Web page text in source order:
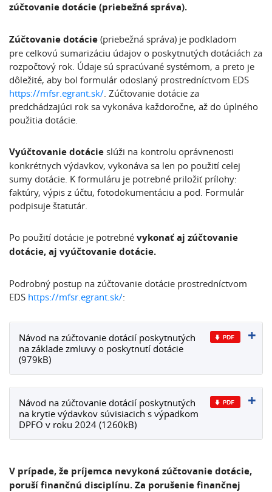
zúčtovanie dotácie (priebežná správa).
Zúčtovanie dotácie (priebežná správa) je podkladom
pre celkovú sumarizáciu údajov o poskytnutých dotáciách za
rozpočtový rok. Údaje sú spracúvané systémom, a preto je
dôležité, aby bol formulár odoslaný prostredníctvom EDS
https://mfsr.egrant.sk/. Zúčtovanie dotácie za
predchádzajúci rok sa vykonáva každoročne, až do úplného
použitia dotácie.
Vyúčtovanie dotácie slúži na kontrolu oprávnenosti
konkrétnych výdavkov, vykonáva sa len po použití celej
sumy dotácie. K formuláru je potrebné priložiť prílohy:
faktúry, výpis z účtu, fotodokumentáciu a pod. Formulár
podpisuje štatutár.
Po použití dotácie je potrebné vykonať aj zúčtovanie
dotácie, aj vyúčtovanie dotácie.
Podrobný postup na zúčtovanie dotácie prostredníctvom
EDS https://mfsr.egrant.sk/:
Návod na zúčtovanie dotácií poskytnutých
na základe zmluvy o poskytnutí dotácie
(979kB)
Návod na zúčtovanie dotácií poskytnutých
na krytie výdavkov súvisiacich s výpadkom
DPFO v roku 2024 (1260kB)
V prípade, že príjemca nevykoná zúčtovanie dotácie,
poruší finančnú disciplínu. Za porušenie finančnej